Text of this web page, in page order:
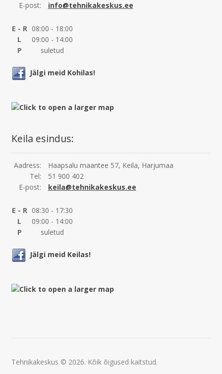
E-post:
info@tehnikakeskus.ee
E - R 08:00 - 18:00
L
09:00 - 14:00
P
suletud
Jälgi meid Kohilas!
Keila esindus:
Aadress:
Haapsalu maantee 57, Keila, Harjumaa
Tel:
51 900 402
E-post:
keila@tehnikakeskus.ee
E - R 08:30 - 17:30
L
09:00 - 14:00
P
suletud
Jälgi meid Keilas!
Tehnikakeskus © 2026. Kõik õigused kaitstud.